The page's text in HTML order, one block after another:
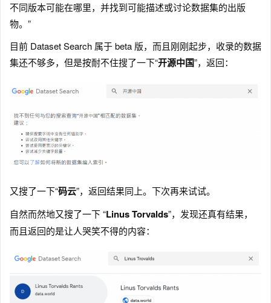
不同版本可能在哪里，并找到可能描述或讨论数据集的出版
物。”
目前 Dataset Search 属于 beta 版，而且刚刚起步，收录的数据
集还不够多，但是按耐不住搜了一下“开源中国”，返回：
又搜了一下“码云”，返回结果同上。下次再来试试。
自然而然地又搜了一下 “Linus Torvalds”，发现还真有结果，
而且返回的是让人哭笑不得的内容：